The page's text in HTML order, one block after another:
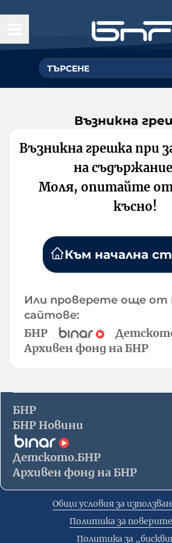
Възникна
Възникна грешка при
на
Моля, опитайте
късно!
Към начална
Или проверете още
сайтове:
БНР
Архивен фонд на БНР
БНР
БНР Новини
Детското.БНР
Архивен фонд на БНР
Общи условия за
Политика за
Политика за